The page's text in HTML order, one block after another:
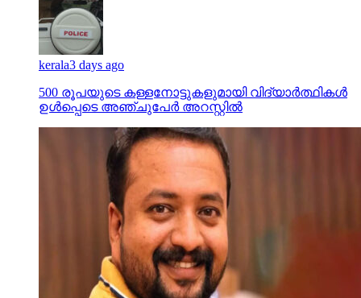
kerala3 days ago
500 രൂപയുടെ കള്ളനോട്ടുകളുമായി വിദ്യാര്‍ത്ഥികള്‍
ഉള്‍പ്പെടെ അഞ്ചുപേര്‍ അറസ്റ്റില്‍